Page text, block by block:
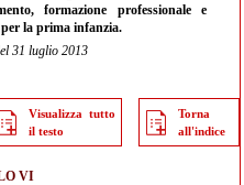
formazione professionale e
la prima infanzia.
31 luglio 2013
Visualizza tutto
il testo
Torna
all'indice
VI